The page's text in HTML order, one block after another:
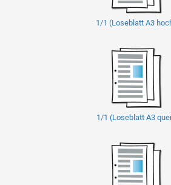
1/1 (Loseblatt A3
1/1 (Loseblatt A3